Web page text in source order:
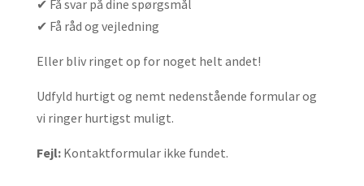
✔ Få svar på dine spørgsmål
✔ Få råd og vejledning
Eller bliv ringet op for noget helt andet!
Udfyld hurtigt og nemt nedenstående formular og
vi ringer hurtigst muligt.
Fejl:Kontaktformular ikke fundet.